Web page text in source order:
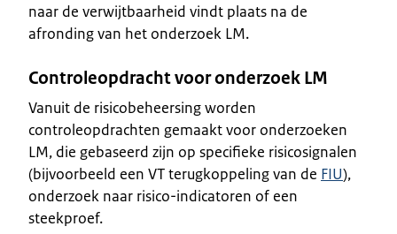
naar de verwijtbaarheid vindt plaats na de
afronding van het onderzoek LM.
Controleopdracht voor onderzoek LM
Vanuit de risicobeheersing worden
controleopdrachten gemaakt voor onderzoeken
LM, die gebaseerd zijn op specifieke risicosignalen
(bijvoorbeeld een VT terugkoppeling van de FIU),
onderzoek naar risico-indicatoren of een
steekproef.